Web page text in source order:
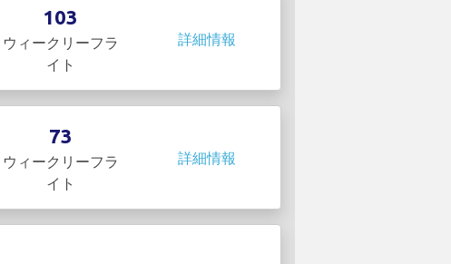
103
ウィークリーフラ
イト
詳細情報
73
ウィークリーフラ
イト
詳細情報